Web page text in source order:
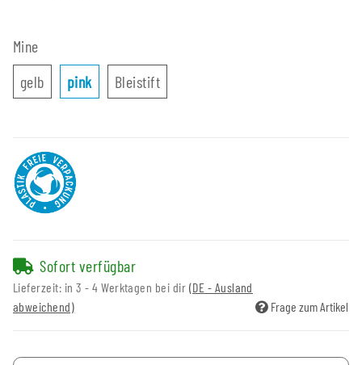
Mine
gelbgelb pinkpinkBleistiftBleistift
Sofort verfügbar
Lieferzeit: in 3 - 4 Werktagen bei dir (DE - Ausland
abweichend)
Frage zum Artikel